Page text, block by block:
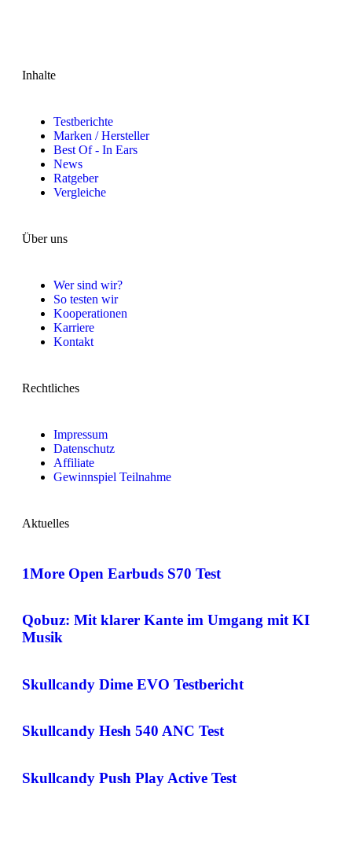
Inhalte
Testberichte
Marken / Hersteller
Best Of - In Ears
News
Ratgeber
Vergleiche
Über uns
Wer sind wir?
So testen wir
Kooperationen
Karriere
Kontakt
Rechtliches
Impressum
Datenschutz
Affiliate
Gewinnspiel Teilnahme
Aktuelles
1More Open Earbuds S70 Test
Qobuz: Mit klarer Kante im Umgang mit KI
Musik
Skullcandy Dime EVO Testbericht
Skullcandy Hesh 540 ANC Test
Skullcandy Push Play Active Test